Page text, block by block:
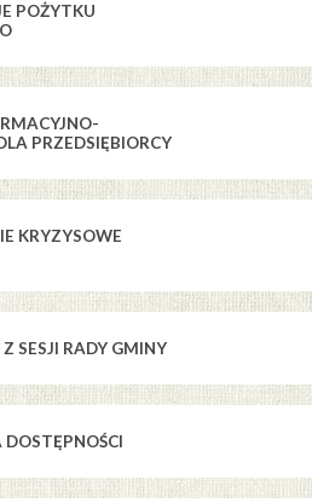
POŻYTKU
PRZEDSIĘBIORCY
KRYZYSOWE
SESJI RADY GMINY
DOSTĘPNOŚCI